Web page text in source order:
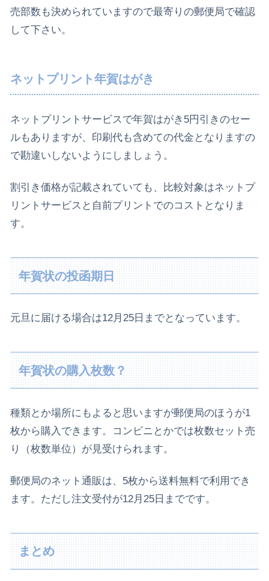
売部数も決められていますので最寄りの郵便局で確認
して下さい。
ネットプリント年賀はがき
ネットプリントサービスで年賀はがき5円引きのセー
ルもありますが、印刷代も含めての代金となりますの
で勘違いしないようにしましょう。
割引き価格が記載されていても、比較対象はネットプ
リントサービスと自前プリントでのコストとなりま
す。
年賀状の投函期日
元旦に届ける場合は12月25日までとなっています。
年賀状の購入枚数？
種類とか場所にもよると思いますが郵便局のほうが1
枚から購入できます。コンビニとかでは枚数セット売
り（枚数単位）が見受けられます。
郵便局のネット通販は、5枚から送料無料で利用でき
ます。ただし注文受付が12月25日までです。
まとめ